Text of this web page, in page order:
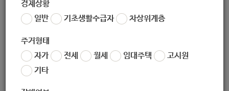
경제상황
일반
기초생활수급자 차상위계층
주거형태
자가
전세 월세 임대주택
고시원
기타
좋아요0 싫어요
[서울시북부여성발전센터] 직업교육훈련 교육생 모집
목록보기